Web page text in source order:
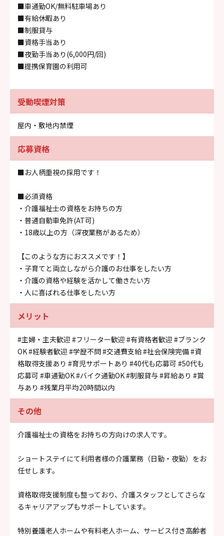
■車通勤OK/無料駐車場あり
■有給休暇あり
■制服貸与
■資格手当あり
■夜勤手当あり(6,000円/回)
■提携保育園の利用可
受動喫煙対策
屋内・敷地内禁煙
応募資格
■お人柄重視の採用です！
■必須資格
・介護福祉士の資格をお持ちの方
・普通自動車免許(AT可)
・18歳以上の方（深夜業務があるため）
【このような方におススメです！】
・子育てと両立しながら介護のお仕事をしたい方
・介護の資格や経験を活かして働きたい方
・人に喜ばれる仕事をしたい方
メリット
#主婦・主夫歓迎 #フリーター歓迎 #有資格者歓迎 #ブランク
OK#経験者歓迎 #学歴不問#交通費支給#社会保険完備#資
格取得支援あり #育児サポートあり #40代も応募可 #50代も
応募可 #車通勤OK#バイク通勤OK#制服貸与#昇給あり #賞
与あり #残業月平均20時間以内
その他
介護福祉士の資格をお持ちの方向けの求人です。
ショートステイにて利用者様の介護業務（日勤・夜勤）をお
任せします。
資格取得支援制度も整っており、介護スタッフとしてさらな
るキャリアアップもサポートしています。
特別養護老人ホームや有料老人ホーム、サービス付き高齢者